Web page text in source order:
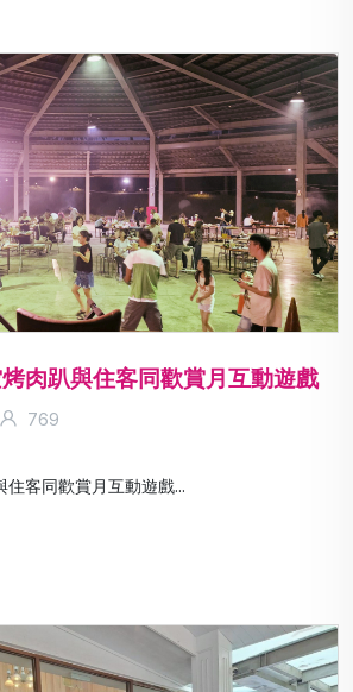
肉趴與住客同歡賞月互動遊戲
769
客同歡賞月互動遊戲...